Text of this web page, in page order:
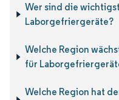
Wer sind die
Laborgefriergeräte?
Welche Region
für
Welche Region hat